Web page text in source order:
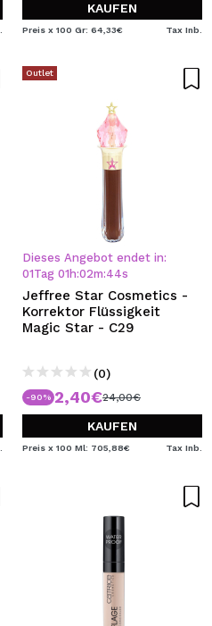
KAUFEN
Preis x 100 Gr: 64,33€ Tax Inb.
Outlet
Dieses Angebot endet in:
01Tag 01 h:02m:44s
Jeffree Star Cosmetics -
Korrektor Flüssigkeit
Magic Star - C29
(0)
-90% 2,40€24,00€
KAUFEN
Preis x 100 Ml: 705,88€ Tax Inb.